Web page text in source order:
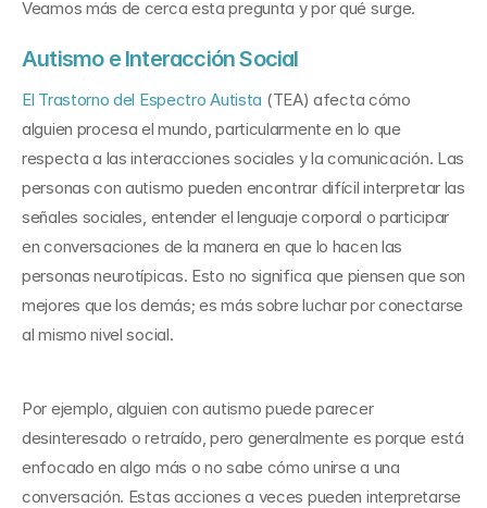
Veamos más de cerca esta pregunta y por qué surge.
Autismo e Interacción Social
El Trastorno del Espectro Autista (TEA) afecta cómo
alguien procesa el mundo, particularmente en lo que
respecta a las interacciones sociales y la comunicación. Las
personas con autismo pueden encontrar difícil interpretar las
señales sociales, entender el lenguaje corporal o participar
en conversaciones de la manera en que lo hacen las
personas neurotípicas. Esto no significa que piensen que son
mejores que los demás; es más sobre luchar por conectarse
al mismo nivel social.
Por ejemplo, alguien con autismo puede parecer
desinteresado o retraído, pero generalmente es porque está
enfocado en algo más o no sabe cómo unirse a una
conversación. Estas acciones a veces pueden interpretarse